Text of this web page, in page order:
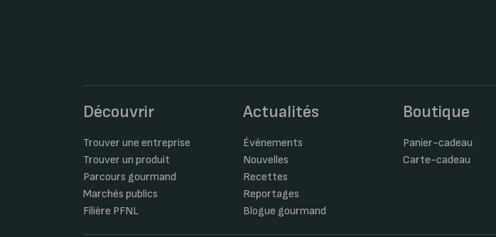
Découvrir
Trouver une entreprise
Trouver un produit
Parcours gourmand
Marchés publics
Filière PFNL
Actualités
Événements
Nouvelles
Recettes
Reportages
Blogue gourmand
Boutique
Panier-cadeau
Carte-cadeau